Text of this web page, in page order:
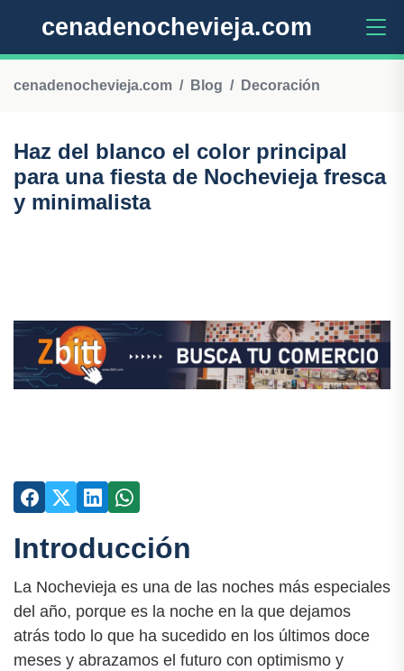
cenadenochevieja.com
cenadenochevieja.com Blog Decoración
Haz del blanco el color principal
para una fiesta de Nochevieja fresca
y minimalista
Introducción
La Nochevieja es una de las noches más especiales
del año, porque es la noche en la que dejamos
atrás todo lo que ha sucedido en los últimos doce
meses y abrazamos el futuro con optimismo y